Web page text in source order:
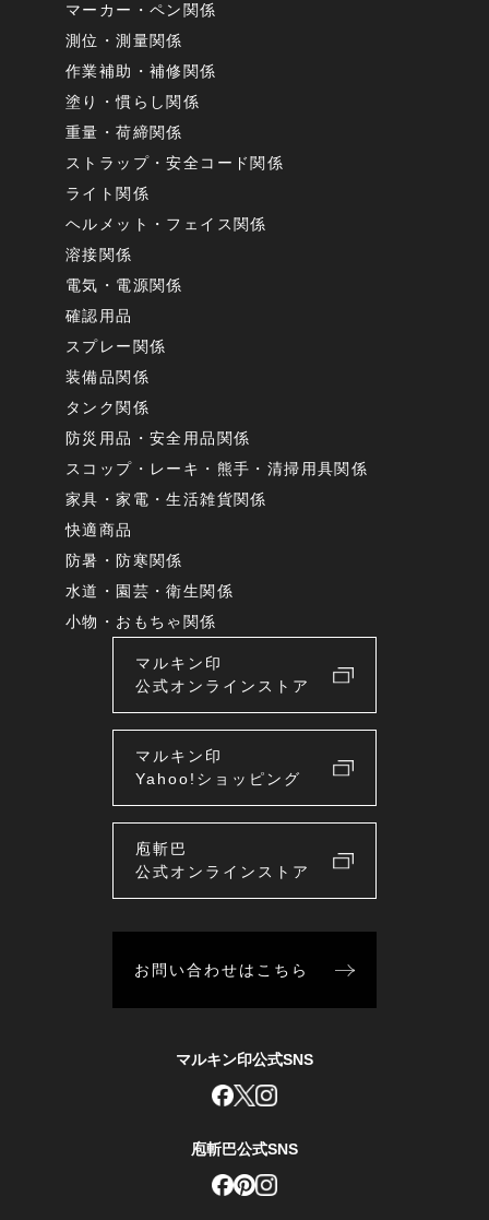
マーカー・ペン関係
測位・測量関係
作業補助・補修関係
塗り・慣らし関係
重量・荷締関係
ストラップ・安全コード関係
ライト関係
ヘルメット・フェイス関係
溶接関係
電気・電源関係
確認用品
スプレー関係
装備品関係
タンク関係
防災用品・安全用品関係
スコップ・レーキ・熊手・清掃用具関係
家具・家電・生活雑貨関係
快適商品
防暑・防寒関係
水道・園芸・衛生関係
小物・おもちゃ関係
マルキン印
公式オンラインストア
マルキン印
Yahoo!ショッピング
庖斬巴
公式オンラインストア
お問い合わせはこちら
マルキン印公式SNS
庖斬巴公式SNS